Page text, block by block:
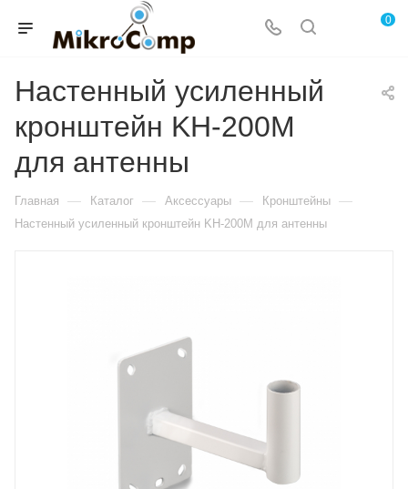
0
Настенный усиленный
кронштейн KH-200M
для антенны
Главная — Каталог — Аксессуары — Кронштейны —
Настенный усиленный кронштейн KH-200M для антенны